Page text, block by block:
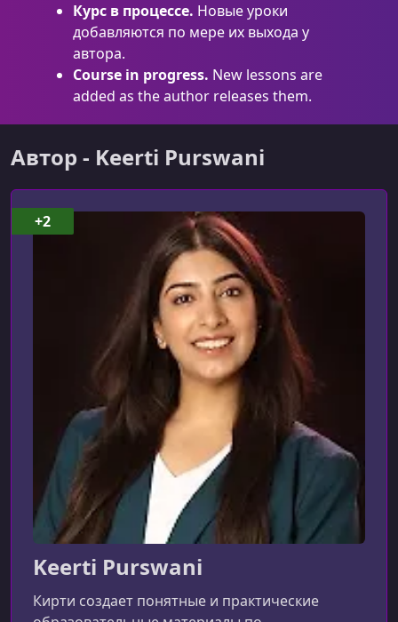
Day 7 - Claude Code Project
Day 8 - Project, MCP
Day 9 - MCP, Skills, Intro to Long Running Tasks
УРОК 10.
УРОК 11.
Day 11 - Claude Code Design & Implementation
Day 12 - Project Dicussions, Reindexing
Day 13 - Semantic Caching, Langfuse, Scaling RAG,
Sharding, Multi Tenancy
Day 14 - Interview Quess, LLMOps
УРОК 15. 02:10:37
Day 15 - Project Demos, Interview Discussion
Курс в процессе. Новые уроки
добавляются по мере их выхода у
автора.
Course in progress. New lessons are
added as the author releases them.
Автор - Keerti Purswani
Keerti Purswani
Кирти создает понятные и практические
+2